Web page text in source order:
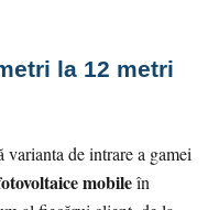
la 12 metri
de intrare a gamei
mobileîn